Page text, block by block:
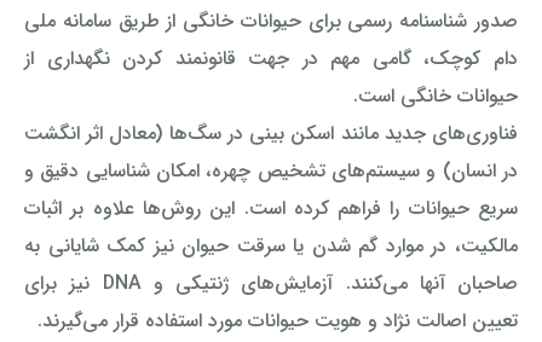
صدور شناسنامه رسمی برای حیوانات خانگی از طریق سامانه ملی
دام کوچک، گامی مهم در جهت قانونمند کردن نگهداری از
حیوانات خانگی است.
فناوری‌های جدید مانند اسکن بینی در سگ‌ها (معادل اثر انگشت
در انسان) و سیستم‌های تشخیص چهره، امکان شناسایی دقیق و
سریع حیوانات را فراهم کرده است. این روش‌ها علاوه بر اثبات
مالکیت، در موارد گم شدن یا سرقت حیوان نیز کمک شایانی به
صاحبان آنها می‌کنند. آزمایش‌های ژنتیکی و DNA نیز برای
تعیین اصالت نژاد و هویت حیوانات مورد استفاده قرار می‌گیرند.